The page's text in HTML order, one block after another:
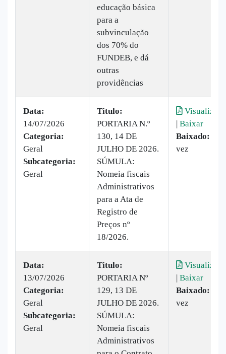
educação básica
para a
subvinculação
dos 70% do
FUNDEB, e dá
outras
providências
Data:
14/07/2026
Categoria:
Geral
Subcategoria:
Geral
Titulo:
PORTARIA N.º
130, 14 DE
JULHO DE 2026.
SÚMULA:
Nomeia fiscais
Administrativos
para a Ata de
Registro de
Preços nº
18/2026.
Visualizar
| Baixar
Baixado:
vez
Data:
13/07/2026
Categoria:
Geral
Subcategoria:
Geral
Titulo:
PORTARIA Nº
129, 13 DE
JULHO DE 2026.
SÚMULA:
Nomeia fiscais
Administrativos
Visualizar
| Baixar
Baixado:
vez